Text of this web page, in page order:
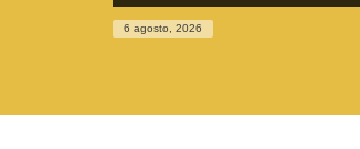
6 agosto, 2026